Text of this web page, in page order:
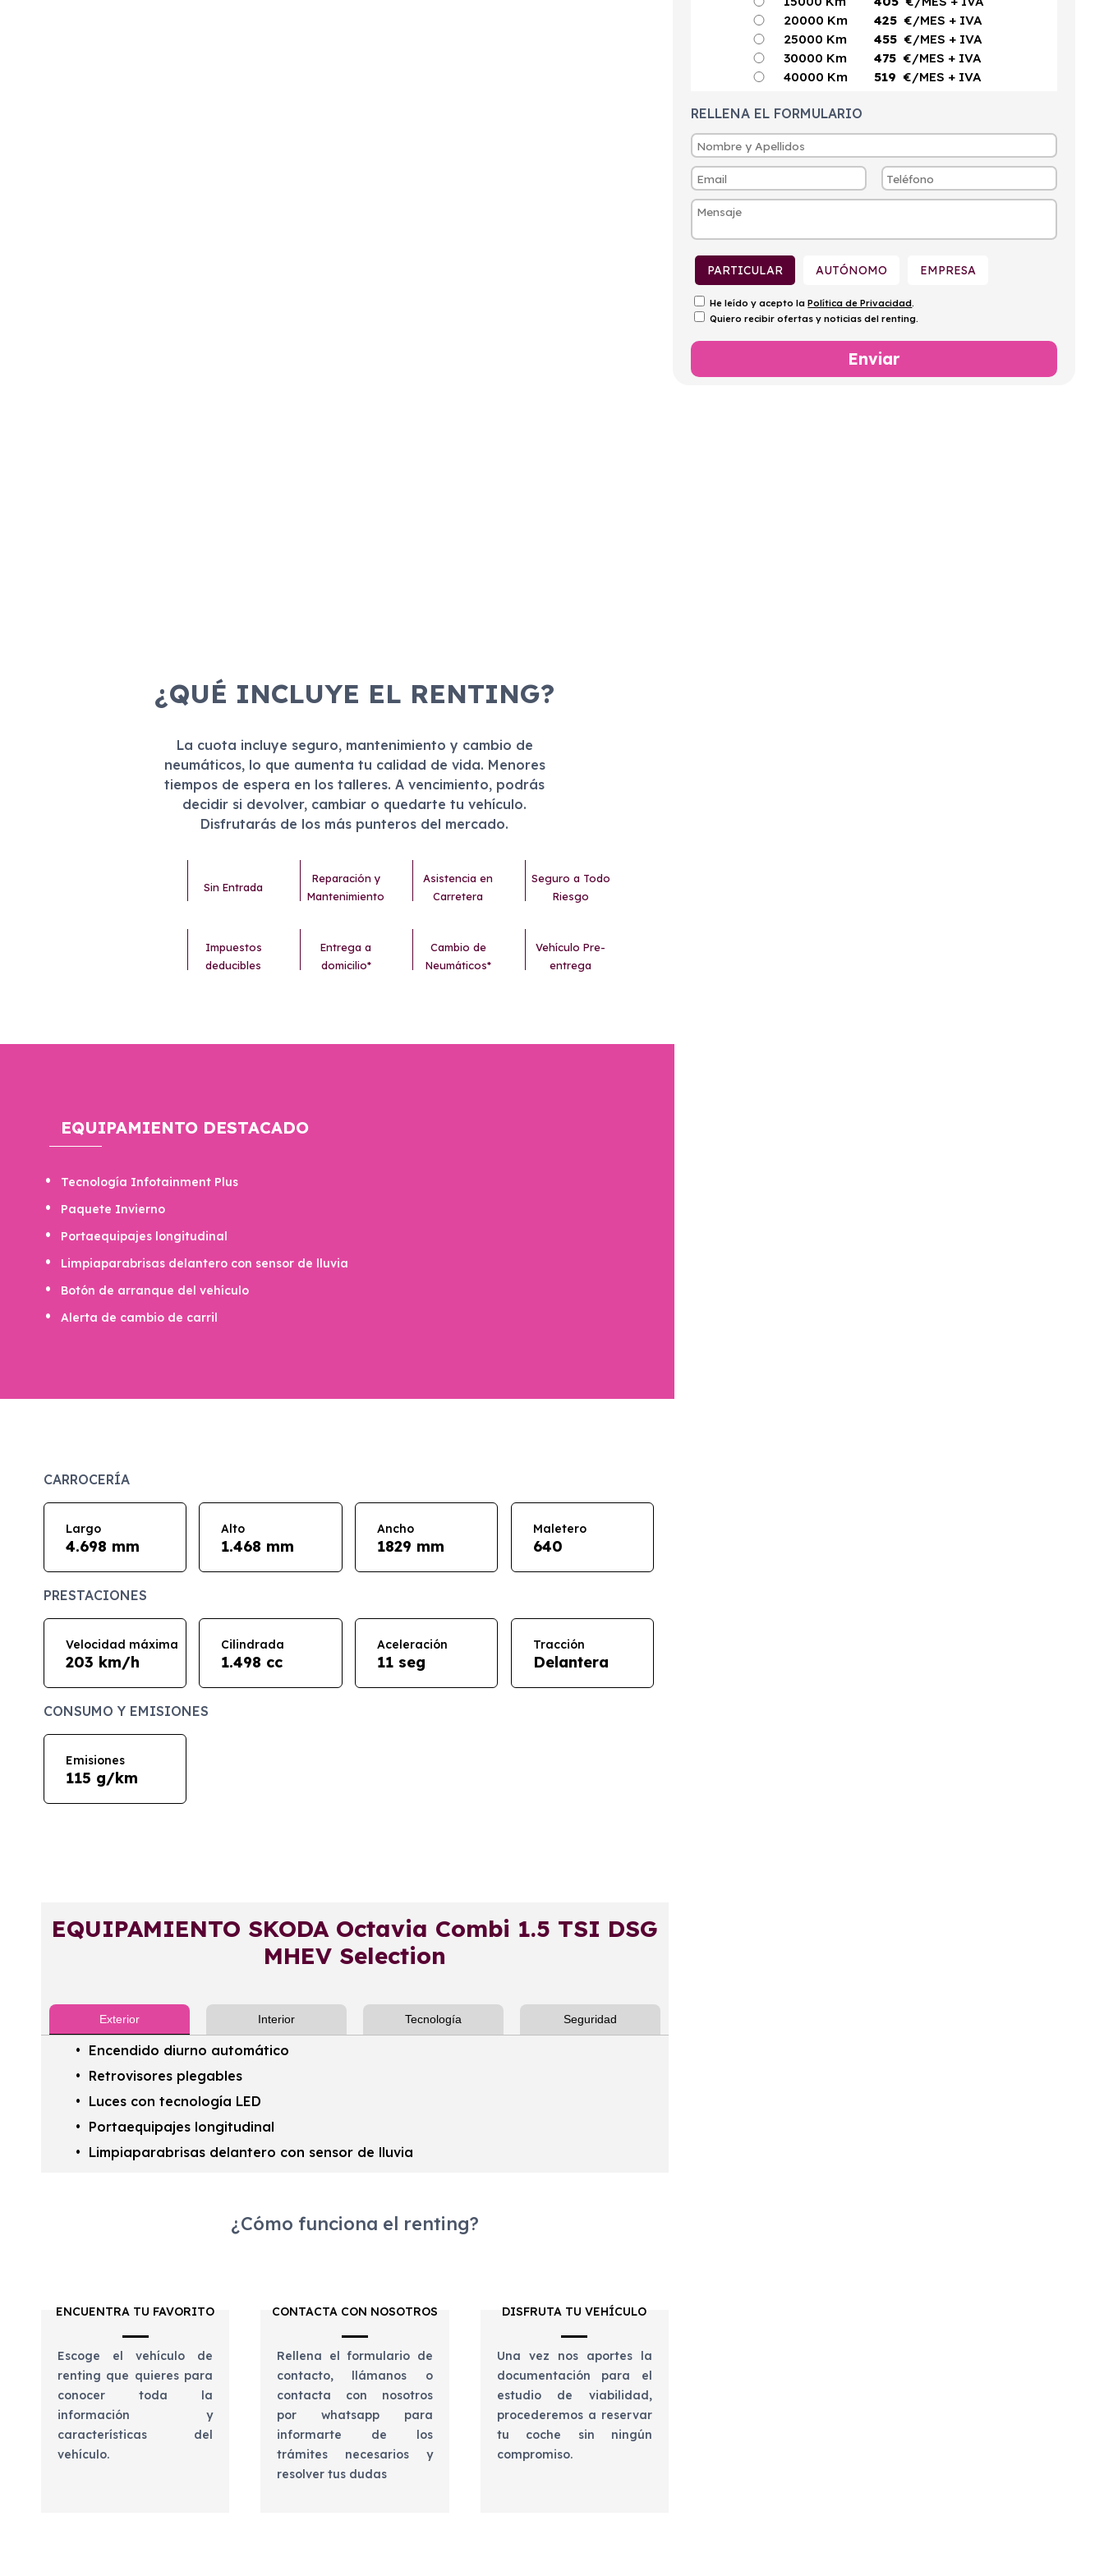
¿QUÉ INCLUYE EL RENTING?
La cuota incluye seguro, mantenimiento y cambio de
neumáticos, lo que aumenta tu calidad de vida. Menores
tiempos de espera en los talleres. A vencimiento, podrás
decidir si devolver, cambiar o quedarte tu vehículo.
Disfrutarás de los más punteros del mercado.
Sin Entrada
Reparación y
Mantenimiento
Asistencia en
Carretera
Seguro a Todo
Riesgo
Impuestos
deducibles
Entrega a
domicilio*
Cambio de
Neumáticos*
Vehículo Pre-
entrega
EQUIPAMIENTO DESTACADO
Tecnología Infotainment Plus
Paquete Invierno
Portaequipajes longitudinal
Limpiaparabrisas delantero con sensor de lluvia
Botón de arranque del vehículo
Alerta de cambio de carril
CARROCERÍA
Largo
4.698 mm
Alto
1.468 mm
Ancho
1829 mm
Maletero
640
PRESTACIONES
Velocidad máxima
203 km/h
Cilindrada
1.498 cc
Aceleración
11 seg
Tracción
Delantera
CONSUMO Y EMISIONES
Emisiones
115 g/km
EQUIPAMIENTO SKODA Octavia Combi 1.5 TSI DSG
MHEV Selection
Exterior Interior Tecnología Seguridad
Encendido diurno automático
Retrovisores plegables
Luces con tecnología LED
Portaequipajes longitudinal
Limpiaparabrisas delantero con sensor de lluvia
¿Cómo funciona el renting?
ENCUENTRA TU FAVORITO
Escoge el vehículo de
renting que quieres para
conocer toda la
información y
características del
vehículo.
CONTACTA CON NOSOTROS
Rellena el formulario de
contacto, llámanos o
contacta con nosotros
por whatsapp para
informarte de los
trámites necesarios y
resolver tus dudas
DISFRUTA TU VEHÍCULO
Una vez nos aportes la
documentación para el
estudio de viabilidad,
procederemos a reservar
tu coche sin ningún
compromiso.
20000 Km
425 €/MES + IVA
25000 Km
455 €/MES + IVA
30000 Km
475 €/MES + IVA
40000 Km
519 €/MES + IVA
RELLENA EL FORMULARIO
PARTICULAR AUTÓNOMO EMPRESA
He leído y acepto laPolítica de Privacidad.
Quiero recibir ofertas y noticias del renting.